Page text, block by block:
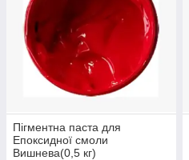
Пігментна паста для
Епоксидної смоли
Вишнева(0,5 кг)